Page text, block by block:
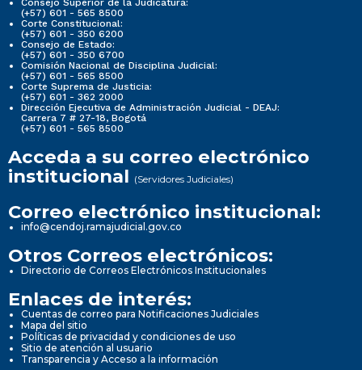
Consejo Superior de la Judicatura:
(+57) 601 - 565 8500
Corte Constitucional:
(+57) 601 - 350 6200
Consejo de Estado:
(+57) 601 - 350 6700
Comisión Nacional de Disciplina Judicial:
(+57) 601 - 565 8500
Corte Suprema de Justicia:
(+57) 601 - 362 2000
Dirección Ejecutiva de Administración Judicial - DEAJ:
Carrera 7 # 27-18, Bogotá
(+57) 601 - 565 8500
Acceda a su correo electrónico
institucional (Servidores Judiciales)
Correo electrónico institucional:
info@cendoj.ramajudicial.gov.co
Otros Correos electrónicos:
Directorio de Correos Electrónicos Institucionales
Enlaces de interés:
Cuentas de correo para Notificaciones Judiciales
Mapa del sitio
Políticas de privacidad y condiciones de uso
Sitio de atención al usuario
Transparencia y Acceso a la información